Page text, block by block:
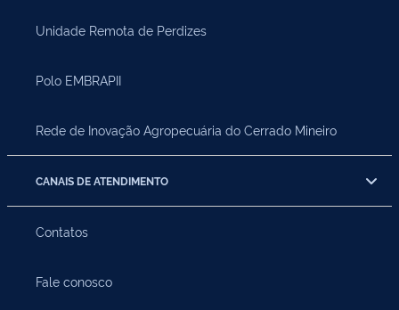
Unidade Remota de Perdizes
Polo EMBRAPII
Rede de Inovação Agropecuária do Cerrado Mineiro
CANAIS DE ATENDIMENTO
Contatos
Fale conosco